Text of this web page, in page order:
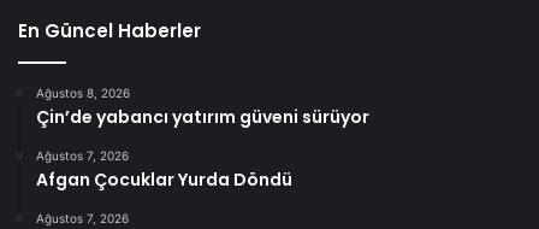
En Güncel Haberler
Ağustos 8, 2026
Çin’de yabancı yatırım güveni sürüyor
Ağustos 7, 2026
Afgan Çocuklar Yurda Döndü
Ağustos 7, 2026